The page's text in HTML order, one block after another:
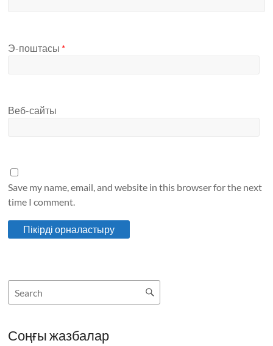
Э-поштасы *
Веб-сайты
Save my name, email, and website in this browser for the next
time I comment.
Соңғы жазбалар